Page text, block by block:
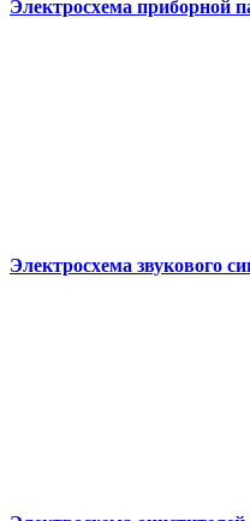
Электросхема приборной
Электросхема звукового